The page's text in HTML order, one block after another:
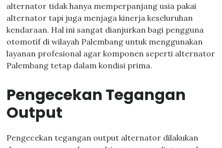
alternator tidak hanya memperpanjang usia pakai
alternator tapi juga menjaga kinerja keseluruhan
kendaraan. Hal ini sangat dianjurkan bagi pengguna
otomotif di wilayah Palembang untuk menggunakan
layanan profesional agar komponen seperti alternator
Palembang tetap dalam kondisi prima.
Pengecekan Tegangan
Output
Pengecekan tegangan output alternator dilakukan